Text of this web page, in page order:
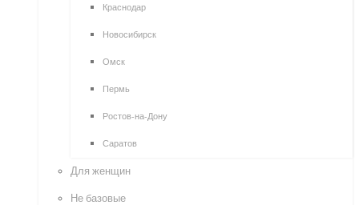
Краснодар
Новосибирск
Омск
Пермь
Ростов-на-Дону
Саратов
Для женщин
Не базовые